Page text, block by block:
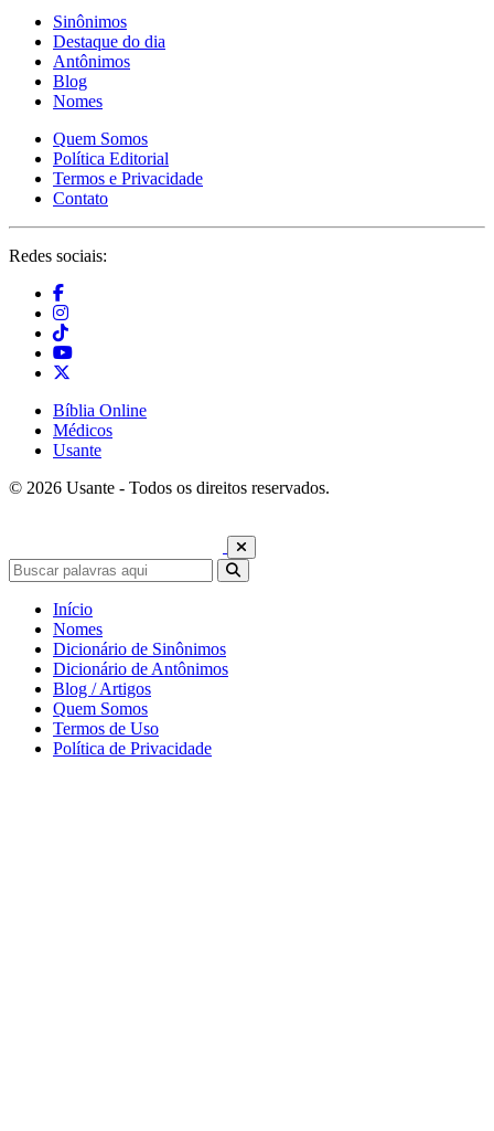
Sinônimos
Destaque do dia
Antônimos
Blog
Nomes
Quem Somos
Política Editorial
Termos e Privacidade
Contato
Redes sociais:
Bíblia Online
Médicos
Usante
© 2026 Usante - Todos os direitos reservados.
Início
Nomes
Dicionário de Sinônimos
Dicionário de Antônimos
Blog / Artigos
Quem Somos
Termos de Uso
Política de Privacidade